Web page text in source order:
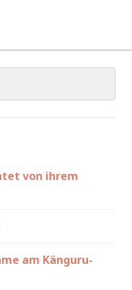
von ihrem
am Känguru-